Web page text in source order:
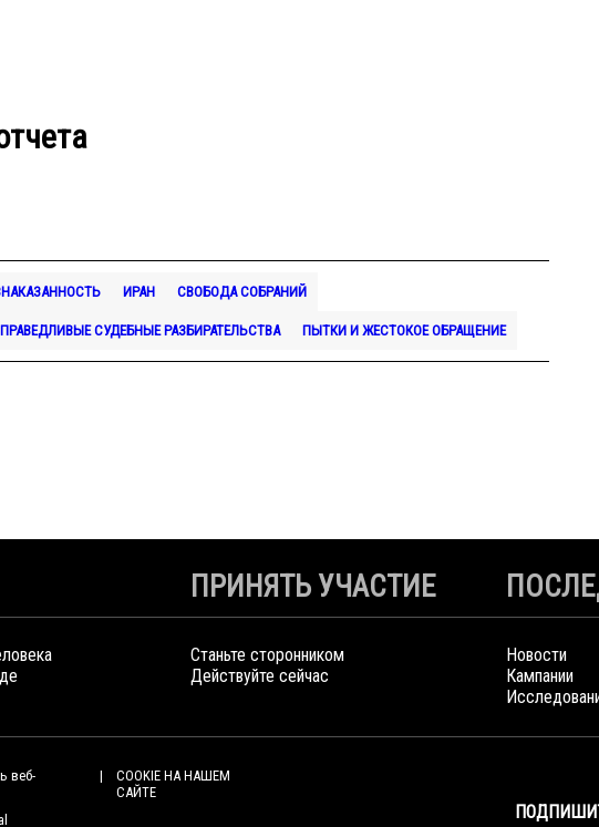
ИРАН СВОБОДА СОБРАНИЙ
СУДЕБНЫЕ РАЗБИРАТЕЛЬСТВА ПЫТКИ И ЖЕСТОКОЕ ОБРАЩЕНИЕ
ПРИНЯТЬ УЧАСТИЕ
Станьте сторонником
Действуйте сейчас
Новости
Кампании
веб-
COOKIE НА НАШЕМ
САЙТЕ